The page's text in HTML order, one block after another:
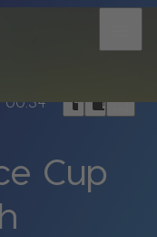
00:34 headphoneschrome_reader_modebookmark_border
Cup